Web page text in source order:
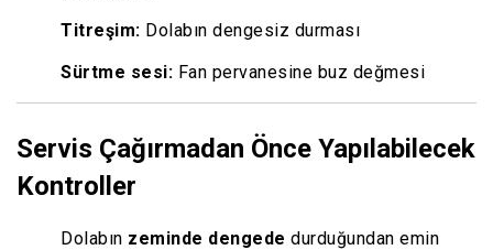
Titreşim: Dolabın dengesiz durması
Sürtme sesi: Fan pervanesine buz değmesi
Servis Çağırmadan Önce Yapılabilecek
Kontroller
Dolabın zeminde dengede durduğundan emin